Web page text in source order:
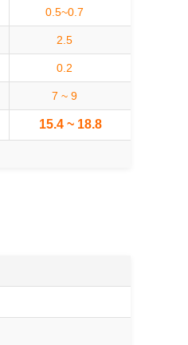
0.5~0.7
2.5
0.2
7 ~ 9
15.4 ~ 18.8